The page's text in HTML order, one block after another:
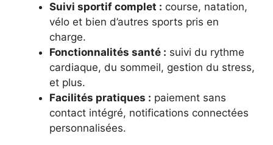
Suivi sportif complet : course, natation,
vélo et bien d’autres sports pris en
charge.
Fonctionnalités santé : suivi du rythme
cardiaque, du sommeil, gestion du stress,
et plus.
Facilités pratiques : paiement sans
contact intégré, notifications connectées
personnalisées.